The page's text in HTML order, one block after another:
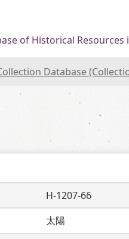
of Historical Resources
Database
H-1207-66
太陽